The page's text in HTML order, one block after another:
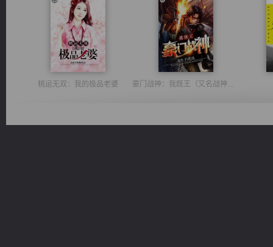
桃运无双：我的极品老婆 豪门战神：我既王（又名战神归来不败神婿修罗战神）